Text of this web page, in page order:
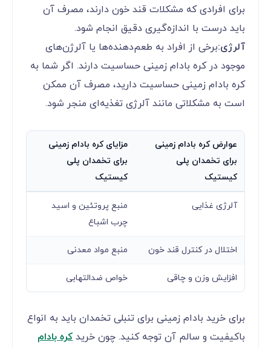
برای افرادی که مشکلات قند خون دارند، مصرف آن
باید درست با اندازه‌گیری دقیق انجام شود.
آلرژی:برخی از افراد به طعم‌دهنده‌ها یا آلرژن‌های
موجود در کره بادام زمینی حساسیت دارند. اگر شما به
کره بادام زمینی حساسیت دارید، مصرف آن ممکن
است به مشکلاتی مانند آلرژی تغذیه‌ای منجر شود.
عوارض کره بادام زمینی
برای تخمدان پلی
کیستیک
مزایای کره بادام زمینی
برای تخمدان پلی
کیستیک
آلرژی غذایی
منبع پروتئین و اسید
چرب اشباع
اختلال در کنترل قند خون منبع مواد معدنی
افزایش وزن و چاقی خواص ضدالتهابی
برای خرید بادام زمینی برای تنبلی تخمدان باید به انواع
باکیفیت و سالم آن توجه کنید. چون خریدکره بادام